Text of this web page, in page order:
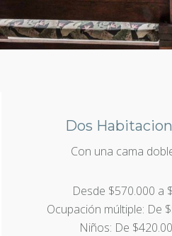
Dos
Con una cama
Desde $570.000 a
Ocupación múltiple: De
Niños: De